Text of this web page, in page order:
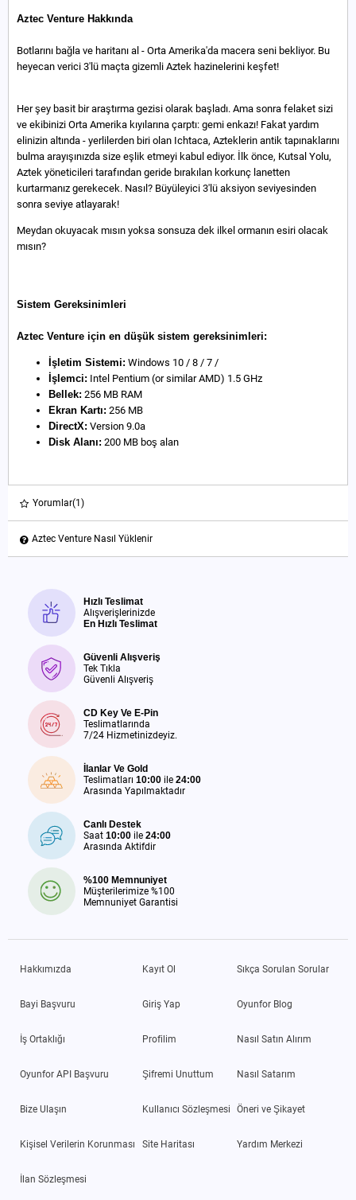
Aztec Venture Hakkında
Botlarını bağla ve haritanı al - Orta Amerika'da macera seni bekliyor. Bu
heyecan verici 3'lü maçta gizemli Aztek hazinelerini keşfet!
Her şey basit bir araştırma gezisi olarak başladı. Ama sonra felaket sizi
ve ekibinizi Orta Amerika kıyılarına çarptı: gemi enkazı! Fakat yardım
elinizin altında - yerlilerden biri olan Ichtaca, Azteklerin antik tapınaklarını
bulma arayışınızda size eşlik etmeyi kabul ediyor. İlk önce, Kutsal Yolu,
Aztek yöneticileri tarafından geride bırakılan korkunç lanetten
kurtarmanız gerekecek. Nasıl? Büyüleyici 3'lü aksiyon seviyesinden
sonra seviye atlayarak!
Meydan okuyacak mısın yoksa sonsuza dek ilkel ormanın esiri olacak
mısın?
Sistem Gereksinimleri
Aztec Venture için en düşük sistem gereksinimleri:
İşletim Sistemi: Windows 10 / 8 / 7 /
İşlemci: Intel Pentium (or similar AMD) 1.5 GHz
Bellek: 256 MB RAM
Ekran Kartı: 256 MB
DirectX: Version 9.0a
Disk Alanı: 200 MB boş alan
Yorumlar(1)
Aztec Venture Nasıl Yüklenir
Hızlı Teslimat
Alışverişlerinizde
En Hızlı Teslimat
Güvenli Alışveriş
Tek Tıkla
Güvenli Alışveriş
CD Key Ve E-Pin
Teslimatlarında
7/24 Hizmetinizdeyiz.
İlanlar Ve Gold
Teslimatları 10:00 ile 24:00
Arasında Yapılmaktadır
Canlı Destek
Saat 10:00 ile 24:00
Arasında Aktifdir
%100 Memnuniyet
Müşterilerimize %100
Memnuniyet Garantisi
Hakkımızda
Bayi Başvuru
İş Ortaklığı
Oyunfor API Başvuru
Bize Ulaşın
Kişisel Verilerin Korunması
İlan Sözleşmesi
Kayıt Ol
Giriş Yap
Profilim
Şifremi Unuttum
Kullanıcı Sözleşmesi
Site Haritası
Sıkça Sorulan Sorular
Oyunfor Blog
Nasıl Satın Alırım
Nasıl Satarım
Öneri ve Şikayet
Yardım Merkezi